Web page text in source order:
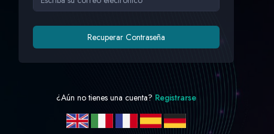
Recuperar Contraseña
¿Aún no tienes una cuenta? Registrarse